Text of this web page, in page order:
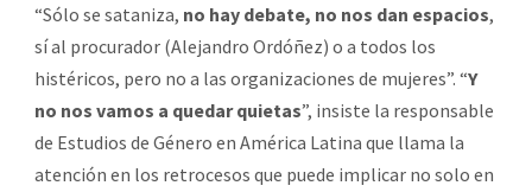
“Sólo se sataniza, no hay debate, no nos dan espacios,
sí al procurador (Alejandro Ordóñez) o a todos los
histéricos, pero no a las organizaciones de mujeres”. “Y
no nos vamos a quedar quietas”, insiste la responsable
de Estudios de Género en América Latina que llama la
atención en los retrocesos que puede implicar no solo en